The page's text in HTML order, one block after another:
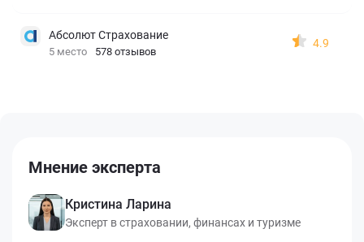
Абсолют Страхование
5 место 578 отзывов
4.9
Мнение эксперта
Кристина Ларина
Эксперт в страховании, финансах и туризме